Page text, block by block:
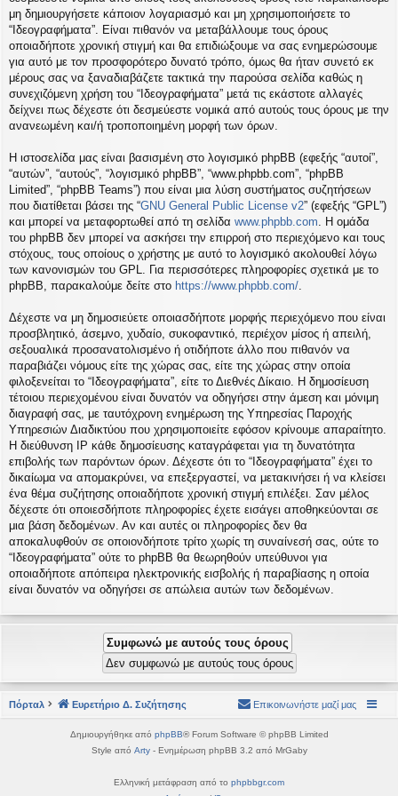
εις
μη δημιουργήσετε κάποιον λογαριασμό και μη χρησιμοποιήσετε το
“Ιδεογραφήματα”. Είναι πιθανόν να μεταβάλλουμε τους όρους
οποιαδήποτε χρονική στιγμή και θα επιδιώξουμε να σας ενημερώσουμε
για αυτό με τον προσφορότερο δυνατό τρόπο, όμως θα ήταν συνετό εκ
μέρους σας να ξαναδιαβάζετε τακτικά την παρούσα σελίδα καθώς η
συνεχιζόμενη χρήση του “Ιδεογραφήματα” μετά τις εκάστοτε αλλαγές
δείχνει πως δέχεστε ότι δεσμεύεστε νομικά από αυτούς τους όρους με την
ανανεωμένη και/ή τροποποιημένη μορφή των όρων.
Η ιστοσελίδα μας είναι βασισμένη στο λογισμικό phpBB (εφεξής “αυτοί”,
“αυτών”, “αυτούς”, “λογισμικό phpBB”, “www.phpbb.com”, “phpBB
Limited”, “phpBB Teams”) που είναι μια λύση συστήματος συζητήσεων
που διατίθεται βάσει της “GNU General Public License v2” (εφεξής “GPL”)
και μπορεί να μεταφορτωθεί από τη σελίδα www.phpbb.com . Η ομάδα
του phpBB δεν μπορεί να ασκήσει την επιρροή στο περιεχόμενο και τους
στόχους, τους οποίους ο χρήστης με αυτό το λογισμικό ακολουθεί λόγω
των κανονισμών του GPL. Για περισσότερες πληροφορίες σχετικά με το
phpBB, παρακαλούμε δείτε στο https://www.phpbb.com/
Δέχεστε να μη δημοσιεύετε οποιασδήποτε μορφής περιεχόμενο που είναι
προσβλητικό, άσεμνο, χυδαίο, συκοφαντικό, περιέχον μίσος ή απειλή,
σεξουαλικά προσανατολισμένο ή οτιδήποτε άλλο που πιθανόν να
παραβιάζει νόμους είτε της χώρας σας, είτε της χώρας στην οποία
φιλοξενείται το “Ιδεογραφήματα”, είτε το Διεθνές Δίκαιο. Η δημοσίευση
τέτοιου περιεχομένου είναι δυνατόν να οδηγήσει στην άμεση και μόνιμη
διαγραφή σας, με ταυτόχρονη ενημέρωση της Υπηρεσίας Παροχής
Υπηρεσιών Διαδικτύου που χρησιμοποιείτε εφόσον κρίνουμε απαραίτητο.
Η διεύθυνση IP κάθε δημοσίευσης καταγράφεται για τη δυνατότητα
επιβολής των παρόντων όρων. Δέχεστε ότι το “Ιδεογραφήματα” έχει το
δικαίωμα να απομακρύνει, να επεξεργαστεί, να μετακινήσει ή να κλείσει
ένα θέμα συζήτησης οποιαδήποτε χρονική στιγμή επιλέξει. Σαν μέλος
δέχεστε ότι οποιεσδήποτε πληροφορίες έχετε εισάγει αποθηκεύονται σε
μια βάση δεδομένων. Αν και αυτές οι πληροφορίες δεν θα
αποκαλυφθούν σε οποιονδήποτε τρίτο χωρίς τη συναίνεσή σας, ούτε το
“Ιδεογραφήματα” ούτε το phpBB θα θεωρηθούν υπεύθυνοι για
οποιαδήποτε απόπειρα ηλεκτρονικής εισβολής ή παραβίασης η οποία
είναι δυνατόν να οδηγήσει σε απώλεια αυτών των δεδομένων.
Πόρταλ Ευρετήριο Δ. Συζήτησης Επικοινωνήστε μαζί μας
Δημιουργήθηκε από phpBB® Forum Software © phpBB Limited
Style από Arty- Ενημέρωση phpBB 3.2 από MrGaby
Ελληνική μετάφραση από το phpbbgr.com